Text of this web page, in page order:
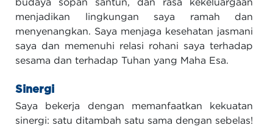
menjadikan lingkungan saya ramah dan
menyenangkan. Saya menjaga kesehatan jasmani
saya dan memenuhi relasi rohani saya terhadap
sesama dan terhadap Tuhan yang Maha Esa.
Sinergi
Saya bekerja dengan memanfaatkan kekuatan
sinergi: satu ditambah satu sama dengan sebelas!